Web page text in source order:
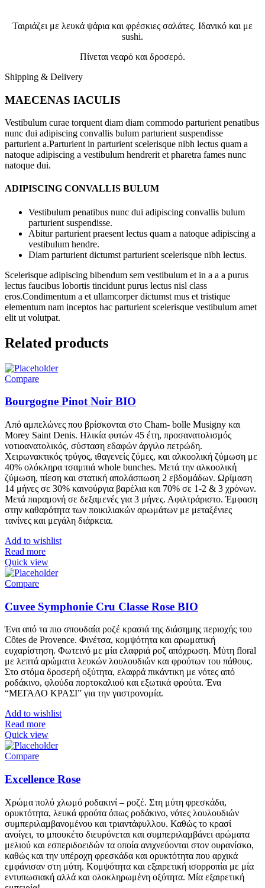
Ταιριάζει με λευκά ψάρια και φρέσκιες σαλάτες. Ιδανικό και με
sushi.
Πίνεται νεαρό και δροσερό.
Shipping & Delivery
MAECENAS IACULIS
Vestibulum curae torquent diam diam commodo parturient penatibus
nunc dui adipiscing convallis bulum parturient suspendisse
parturient a.Parturient in parturient scelerisque nibh lectus quam a
natoque adipiscing a vestibulum hendrerit et pharetra fames nunc
natoque dui.
ADIPISCING CONVALLIS BULUM
Vestibulum penatibus nunc dui adipiscing convallis bulum
parturient suspendisse.
Abitur parturient praesent lectus quam a natoque adipiscing a
vestibulum hendre.
Diam parturient dictumst parturient scelerisque nibh lectus.
Scelerisque adipiscing bibendum sem vestibulum et in a a a purus
lectus faucibus lobortis tincidunt purus lectus nisl class
eros.Condimentum a et ullamcorper dictumst mus et tristique
elementum nam inceptos hac parturient scelerisque vestibulum amet
elit ut volutpat.
Related products
Compare
Bourgogne Pinot Noir BIO
Από αμπελώνες που βρίσκονται στο Cham- bolle Musigny και
Morey Saint Denis. Ηλικία φυτών 45 έτη, προσανατολισμός
νοτιοανατολικός, σύσταση εδαφών άργιλο πετρώδη.
Χειρωνακτικός τρύγος, ιθαγενείς ζύμες, και αλκοολική ζύμωση με
40% ολόκληρα τσαμπιά whole bunches. Μετά την αλκοολική
ζύμωση, πίεση και στατική απολάσπωση 2 εβδομάδων. Ωρίμαση
14 μήνες σε 30% καινούργια βαρέλια και 70% σε 1-2 & 3 χρόνων.
Μετά παραμονή σε δεξαμενές για 3 μήνες. Αφιλτράριστο. Έμφαση
στην καθαρότητα των ποικιλιακών αρωμάτων με μεταξένιες
τανίνες και μεγάλη διάρκεια.
Add to wishlist
Read more
Quick view
Compare
Cuvee Symphonie Cru Classe Rose BIO
Ένα από τα πιο σπουδαία ροζέ κρασιά της διάσημης περιοχής του
Côtes de Provence. Φινέτσα, κομψότητα και αρωματική
ευχαρίστηση. Φωτεινό με μία ελαφριά ροζ απόχρωση. Μύτη floral
με λεπτά αρώματα λευκών λουλουδιών και φρούτων του πάθους.
Στο στόμα δροσερή οξύτητα, ελαφρά πικάντικη με νότες από
ροδάκινο, φλούδα πορτοκαλιού και εξωτικά φρούτα. Ένα
“ΜΕΓΑΛΟ ΚΡΑΣΙ” για την γαστρονομία.
Add to wishlist
Read more
Quick view
Compare
Excellence Rose
Χρώμα πολύ χλωμό ροδακινί – ροζέ. Στη μύτη φρεσκάδα,
ορυκτότητα, λευκά φρούτα όπως ροδάκινο, νότες λουλουδιών
συμπεριλαμβανομένου και τριαντάφυλλου. Καθώς το κρασί
ανοίγει, το μπουκέτο διευρύνεται και συμπεριλαμβάνει αρώματα
μελιού και εσπεριδοειδών τα οποία ανιχνεύονται στον ουρανίσκο,
καθώς και την υπέροχη φρεσκάδα και ορυκτότητα που αρχικά
εμφάνισαν στη μύτη. Κομψότητα και εξαιρετική ισορροπία με μία
εντυπωσιακή αλλά και ολοκληρωμένη οξύτητα. Μία εξαιρετική